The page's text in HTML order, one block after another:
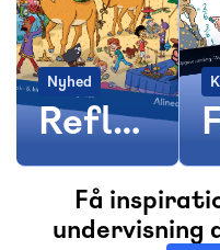
Nyhed
Reflex
5 er
landet
Få
undervisning